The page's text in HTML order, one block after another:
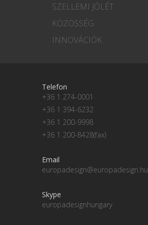
SZELLEMI JÓLÉT
KÖZÖSSÉG
INNOVÁCIÓK
Telefon
+36 1 274-0001
+36 1 394-6232
+36 1 200-9998
+36 1 200-8428(fax)
Email
europadesign@europadesign.hu
Skype
europadesignhungary